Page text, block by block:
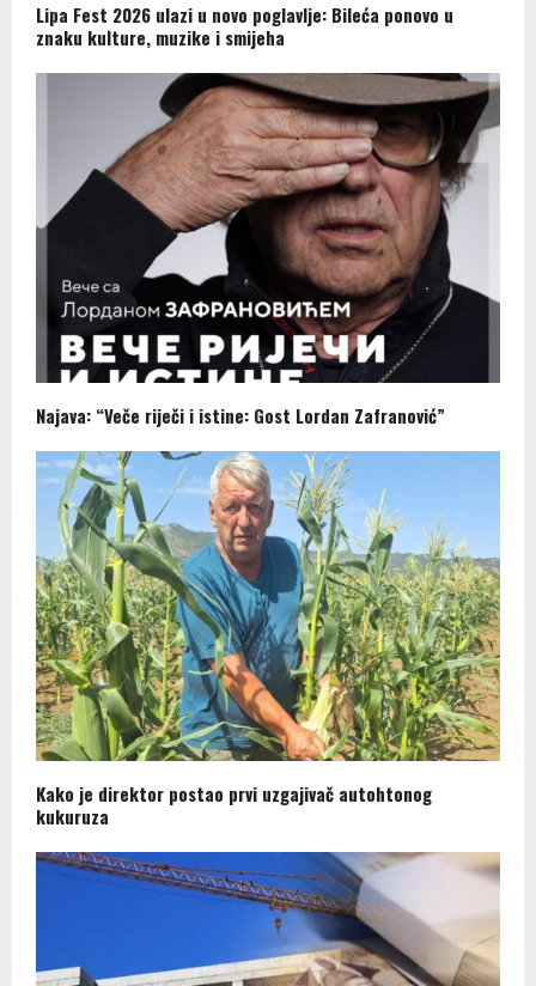
Lipa Fest 2026 ulazi u novo poglavlje: Bileća ponovo u
znaku kulture, muzike i smijeha
Najava: “Veče riječi i istine: Gost Lordan Zafranović”
Kako je direktor postao prvi uzgajivač autohtonog
kukuruza